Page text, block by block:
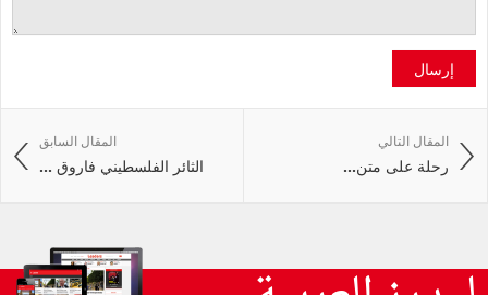
إرسال
المقال السابق
الثائر الفلسطيني فاروق ...
المقال التالي
رحلة‭ ‬على‭ ‬متن‭ ...